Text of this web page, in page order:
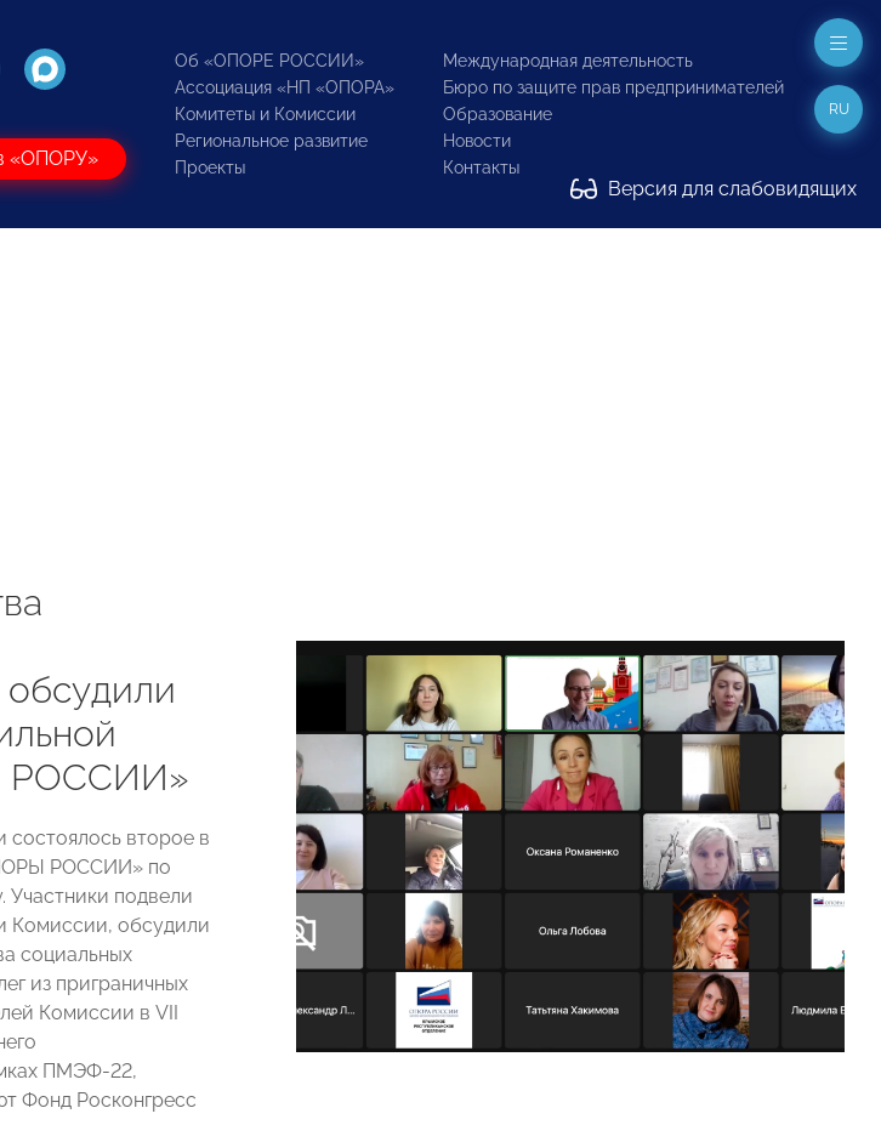
«ОПОРУ»
Об «ОПОРЕ РОССИИ»
Ассоциация «НП «ОПОРА»
Комитеты и Комиссии
Региональное развитие
Проекты
Международная деятельность
Бюро по защите прав предпринимателей
Образование
Новости
Контакты
Версия для слабовидящих
RU
РОССИИ»
второе в
РОССИИ» по
Участники подвели
Комиссии, обсудили
социальных
из приграничных
Комиссии в VII
ПМЭФ-22,
Фонд Росконгресс